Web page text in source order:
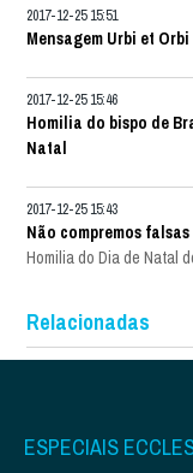
2017-12-25 15:51
Mensagem Urbi et
2017-12-25 15:46
Homilia do bispo de
Natal
2017-12-25 15:43
Não compremos
Homilia do Dia de Natal
Relacionadas
ESPECIAIS